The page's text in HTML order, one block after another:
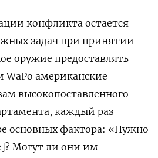
конфликта остается
задач при принятии
оружие предоставлять
WaPo американские
высокопоставленного
каждый раз
основных фактора: «Нужно
Могут ли они им